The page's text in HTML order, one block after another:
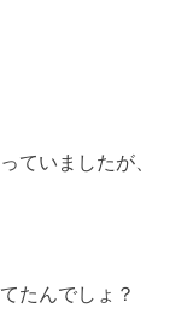
ていましたが、
たんでしょ？